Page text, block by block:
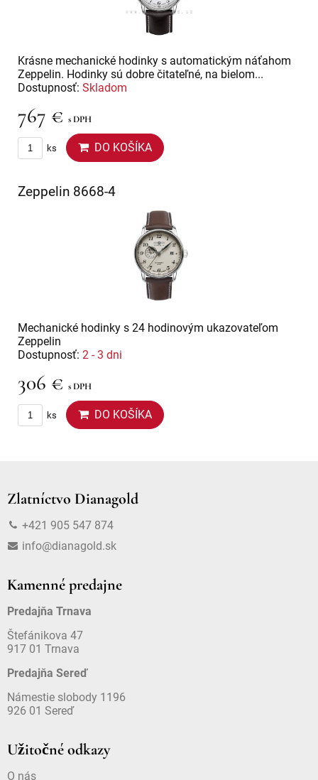
Krásne mechanické hodinky s automatickým náťahom
Zeppelin. Hodinky sú dobre čitateľné, na bielom...
Dostupnosť: Skladom
767 € s DPH
ks DO KOŠÍKA
Zeppelin 8668-4
Mechanické hodinky s 24 hodinovým ukazovateľom
Zeppelin
Dostupnosť: 2 - 3 dni
306 € s DPH
ks DO KOŠÍKA
Zlatníctvo Dianagold
+421 905 547 874
info@dianagold.sk
Kamenné predajne
Predajňa Trnava
Štefánikova 47
917 01 Trnava
Predajňa Sereď
Námestie slobody 1196
926 01 Sereď
Užitočné odkazy
O nás